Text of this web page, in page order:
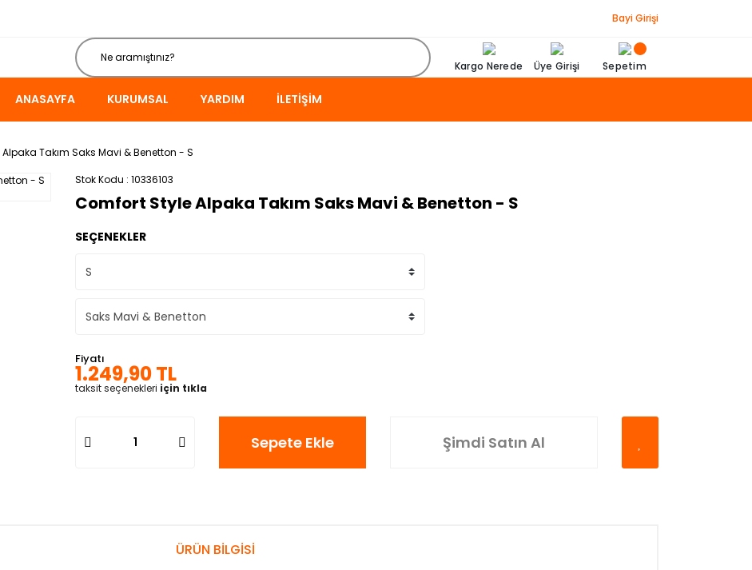
Bayi Girişi
Kargo Nerede Üye Girişi Sepetim
ANASAYFA KURUMSAL YARDIM İLETIŞIM
Takım Saks Mavi & Benetton - S
Stok Kodu 10336103
Comfort Style Alpaka Takım Saks Mavi & Benetton - S
SEÇENEKLER
Fiyatı
1.249,90 TL
taksit seçenekleri için tıkla
Sepete Ekle Şimdi Satın Al
ÜRÜN BİLGİSİ